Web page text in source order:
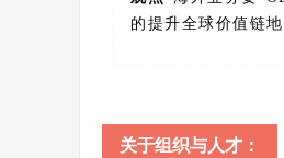
的提升全球价值链
关于组织与人才：